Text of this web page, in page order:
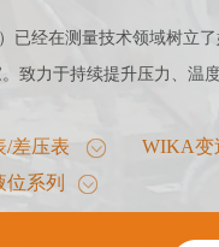
已经在测量技术领域树立
致力于持续提升压力、温
/差压表
WIKA变
系列